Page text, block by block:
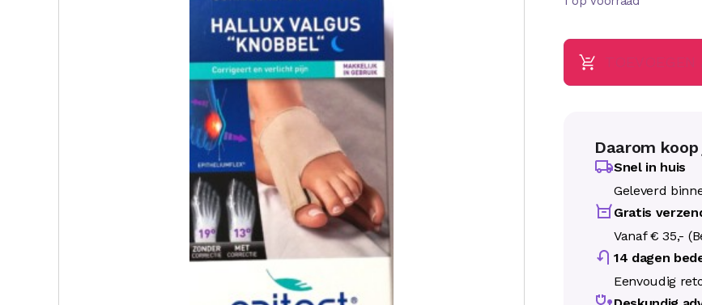
Daarom
Snel in huis
Geleverd
Gratis
Vanaf € 35,-
14 dagen
Eenvoudig